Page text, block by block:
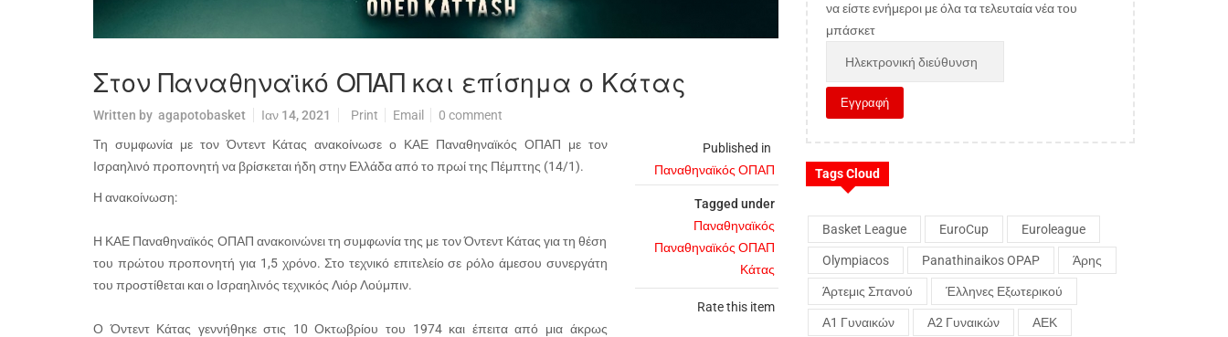
Στον Παναθηναϊκό ΟΠΑΠ και επίσημα ο Κάτας
Written by agapotobasket Ιαν 14, 2021 Print Email 0 comment
Published in
Παναθηναϊκός ΟΠΑΠ
Tagged under
Παναθηναϊκός
Παναθηναϊκός ΟΠΑΠ
Κάτας
Rate this item
Τη συμφωνία με τον Όντεντ Κάτας ανακοίνωσε ο ΚΑΕ Παναθηναϊκός ΟΠΑΠ με τον
Ισραηλινό προπονητή να βρίσκεται ήδη στην Ελλάδα από το πρωί της Πέμπτης (14/1).
Η ανακοίνωση:
Η ΚΑΕ Παναθηναϊκός ΟΠΑΠ ανακοινώνει τη συμφωνία της με τον Όντεντ Κάτας για τη θέση
του πρώτου προπονητή για 1,5 χρόνο. Στο τεχνικό επιτελείο σε ρόλο άμεσου συνεργάτη
του προστίθεται και ο Ισραηλινός τεχνικός Λιόρ Λούμπιν.
Ο Όντεντ Κάτας γεννήθηκε στις 10 Οκτωβρίου του 1974 και έπειτα από μια άκρως
να είστε ενήμεροι με όλα τα τελευταία νέα του
μπάσκετ
Tags Cloud
Basket League EuroCup Euroleague
Olympiacos Panathinaikos OPAP Άρης
Άρτεμις Σπανού Έλληνες Εξωτερικού
Α1 Γυναικών Α2 Γυναικών ΑΕΚ